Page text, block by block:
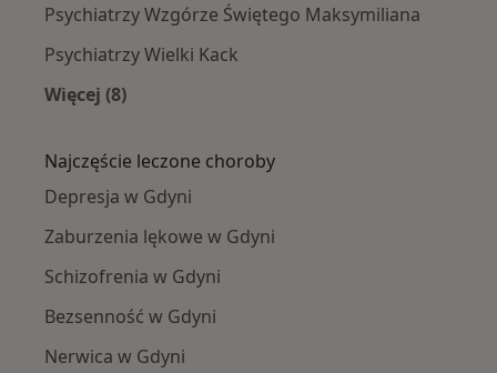
Psychiatrzy Wzgórze Świętego Maksymiliana
Psychiatrzy Wielki Kack
Więcej (8)
Najczęście leczone choroby
Depresja w Gdyni
Zaburzenia lękowe w Gdyni
Schizofrenia w Gdyni
Bezsenność w Gdyni
Nerwica w Gdyni